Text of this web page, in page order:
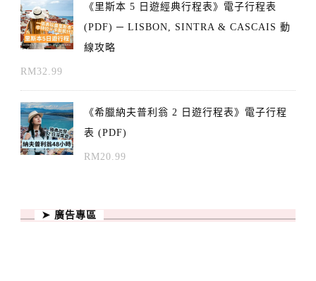
《里斯本 5 日遊經典行程表》電子行程表
(PDF) ─ LISBON, SINTRA & CASCAIS 動
線攻略
RM32.99
《希臘納夫普利翁 2 日遊行程表》電子行程
表 (PDF)
RM20.99
➤ 廣告專區